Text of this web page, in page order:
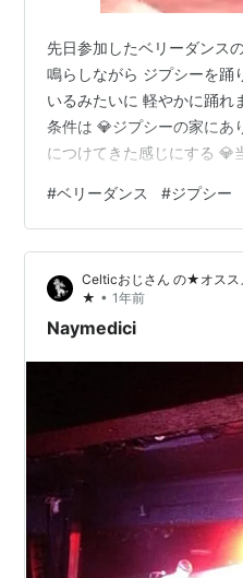
先日参加したベリーダンス
鳴らしながら ジプシーを踊
いるみたいに 軽やかに踊れ
条件は 💎ジプシーの家にあ
につけてきた感じにする 💎
の4つでした。 そこで、一
の 色合いなどを思い浮かべ
ルに見えるには どうすれば
持っている 自分の顔立ちや
トしている私服やアクセサ
した。 普段…
#ベリーダンス #ジプシー
Celticおじさん の★オス
★ • 1年前
Naymedici